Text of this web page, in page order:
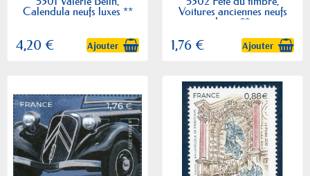
Calendula neufs luxes **
4,20 € Ajouter
Voitures anciennes neufs
luxes **
1,76 € Ajouter